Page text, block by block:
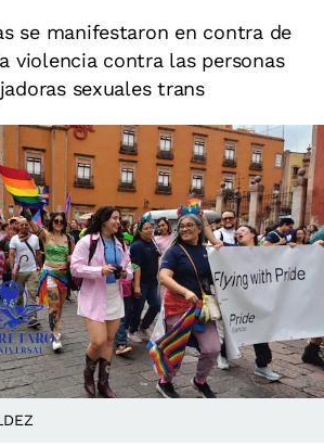
se manifestaron en contra de
violencia contra las personas
sexuales trans